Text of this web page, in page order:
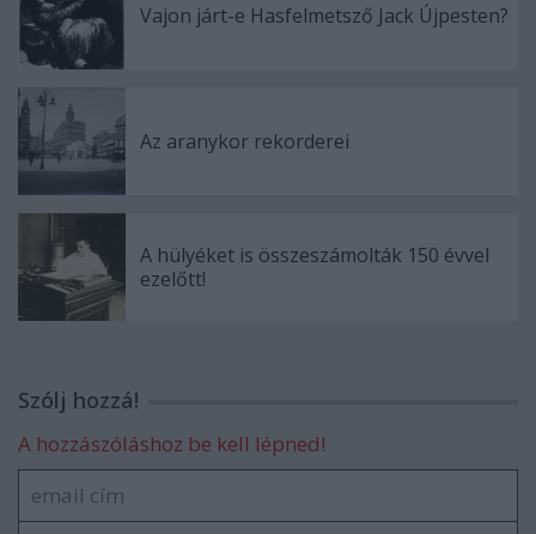
Vajon járt-e Hasfelmetsző Jack Újpesten?
Az aranykor rekorderei
A hülyéket is összeszámolták 150 évvel
ezelőtt!
Szólj hozzá!
A hozzászóláshoz be kell lépned!